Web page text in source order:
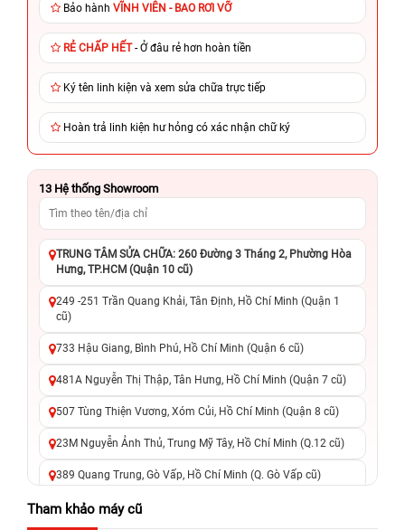
Bảo hành VĨNH VIỄN - BAO RƠI VỠ
RẺ CHẤP HẾT- Ở đâu rẻ hơn hoàn tiền
Ký tên linh kiện và xem sửa chữa trực tiếp
Hoàn trả linh kiện hư hỏng có xác nhận chữ ký
13 Hệ thống Showroom
TRUNG TÂM SỬA CHỮA: 260 Đường 3 Tháng 2, Phường Hòa
Hưng, TP.HCM (Quận 10 cũ)
249 -251 Trần Quang Khải, Tân Định, Hồ Chí Minh (Quận 1
cũ)
733 Hậu Giang, Bình Phú, Hồ Chí Minh (Quận 6 cũ)
481A Nguyễn Thị Thập, Tân Hưng, Hồ Chí Minh (Quận 7 cũ)
507 Tùng Thiện Vương, Xóm Củi, Hồ Chí Minh (Quận 8 cũ)
23M Nguyễn Ảnh Thủ, Trung Mỹ Tây, Hồ Chí Minh (Q.12 cũ)
389 Quang Trung, Gò Vấp, Hồ Chí Minh (Q. Gò Vấp cũ)
625 - 625A Âu Cơ, Tân Phú, Hồ Chí Minh (Quận Tân Phú cũ)
Tham khảo máy cũ